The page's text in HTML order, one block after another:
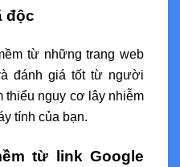
độc
từ những trang web
đánh giá tốt từ người
thiểu nguy cơ lây nhiễm
tính của bạn.
từ link Google